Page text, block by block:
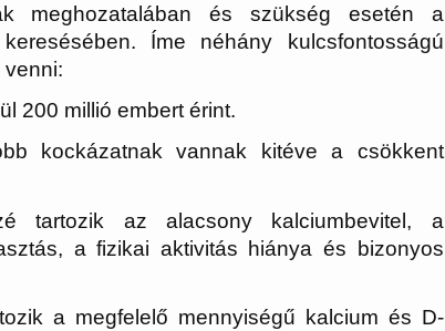
meghozatalában és szükség esetén a
Íme néhány kulcsfontosságú
200 millió embert érint.
kockázatnak vannak kitéve a csökkent
tartozik az alacsony kalciumbevitel, a
a fizikai aktivitás hiánya és bizonyos
a megfelelő mennyiségű kalcium és D-